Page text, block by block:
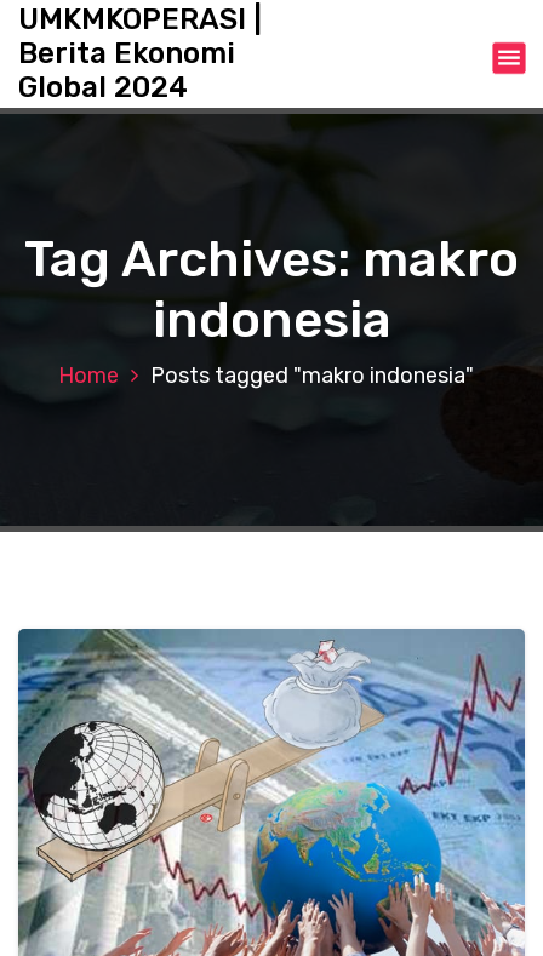
t
UMKMKOPERASI |
Berita Ekonomi
Global 2024
Tag Archives: makro
indonesia
Home Posts tagged "makro indonesia"